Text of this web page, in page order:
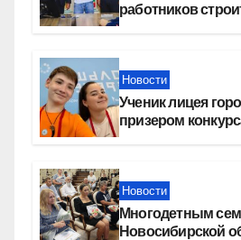
работников
Новости
Ученик лицея
призером
Новости
Многодетным
Новосибирской